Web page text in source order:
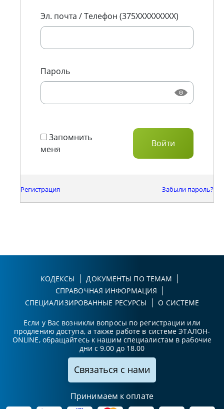
Эл. почта / Телефон (375XXXXXXXXX)
Пароль
Запомнить
меня
Регистрация Забыли пароль?
КОДЕКСЫ
ДОКУМЕНТЫ ПО ТЕМАМ
СПРАВОЧНАЯ ИНФОРМАЦИЯ
СПЕЦИАЛИЗИРОВАННЫЕ РЕСУРСЫ
О СИСТЕМЕ
Если у Вас возникли вопросы по регистрации или
продлению доступа, а также работе в системе ЭТАЛОН-
ONLINE, обращайтесь к нашим специалистам в рабочие
дни с 9.00 до 18.00
Связаться с нами
Принимаем к оплате